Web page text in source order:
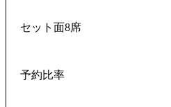
セット面8席
予約比率